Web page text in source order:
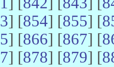
] [854] [855] [
] [866] [867] [
] [878] [879] [